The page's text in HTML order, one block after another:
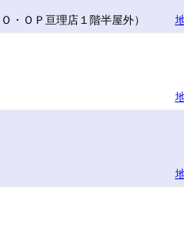
ＯＰ亘理店１階半屋外）